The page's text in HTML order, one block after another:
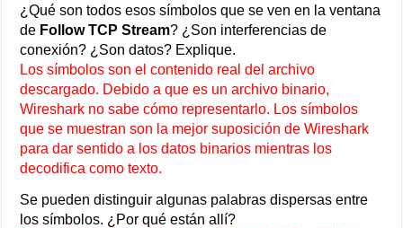
¿Qué son todos esos símbolos que se ven en la ventana
de Follow TCP Stream? ¿Son interferencias de
conexión? ¿Son datos? Explique.
Los símbolos son el contenido real del archivo
descargado. Debido a que es un archivo binario,
Wireshark no sabe cómo representarlo. Los símbolos
que se muestran son la mejor suposición de Wireshark
para dar sentido a los datos binarios mientras los
decodifica como texto.
Se pueden distinguir algunas palabras dispersas entre
los símbolos. ¿Por qué están allí?